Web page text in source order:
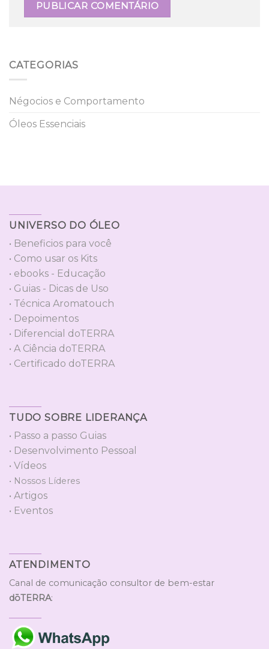
CATEGORIAS
Négocios e Comportamento
Óleos Essenciais
UNIVERSO DO ÓLEO
• Beneficios para você
• Como usar os Kits
• ebooks - Educação
• Guias - Dicas de Uso
• Técnica Aromatouch
• Depoimentos
• Diferencial doTERRA
• A Ciência doTERRA
• Certificado doTERRA
TUDO SOBRE LIDERANÇA
• Passo a passo Guias
• Desenvolvimento Pessoal
• Vídeos
• Nossos Líderes
• Artigos
• Eventos
ATENDIMENTO
Canal de comunicação consultor de bem-estar
dōTERRA: